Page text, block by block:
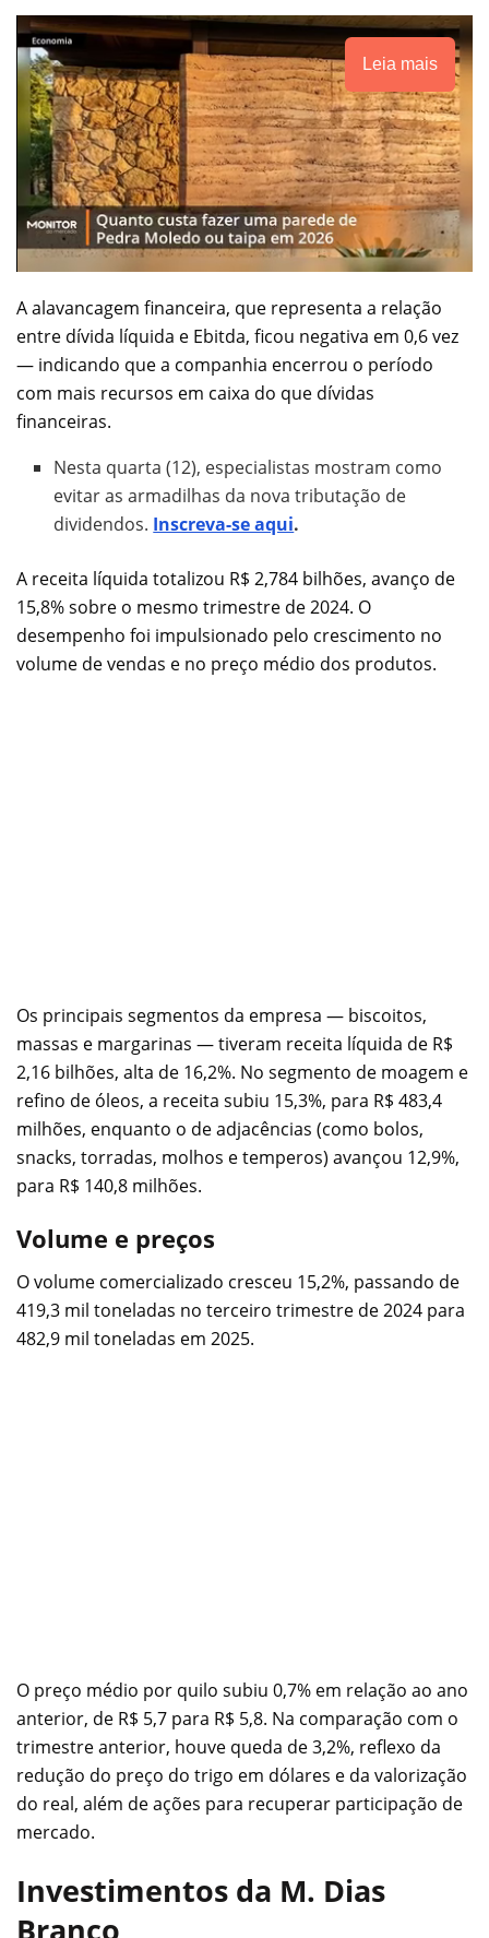
Leia mais
A alavancagem financeira, que representa a relação
entre dívida líquida e Ebitda, ficou negativa em 0,6 vez
— indicando que a companhia encerrou o período
com mais recursos em caixa do que dívidas
financeiras.
Nesta quarta (12), especialistas mostram como
evitar as armadilhas da nova tributação de
dividendos. Inscreva-se aqui.
A receita líquida totalizou R$ 2,784 bilhões, avanço de
15,8% sobre o mesmo trimestre de 2024. O
desempenho foi impulsionado pelo crescimento no
volume de vendas e no preço médio dos produtos.
Os principais segmentos da empresa — biscoitos,
massas e margarinas — tiveram receita líquida de R$
2,16 bilhões, alta de 16,2%. No segmento de moagem e
refino de óleos, a receita subiu 15,3%, para R$ 483,4
milhões, enquanto o de adjacências (como bolos,
snacks, torradas, molhos e temperos) avançou 12,9%,
para R$ 140,8 milhões.
Volume e preços
O volume comercializado cresceu 15,2%, passando de
419,3 mil toneladas no terceiro trimestre de 2024 para
482,9 mil toneladas em 2025.
O preço médio por quilo subiu 0,7% em relação ao ano
anterior, de R$ 5,7 para R$ 5,8. Na comparação com o
trimestre anterior, houve queda de 3,2%, reflexo da
redução do preço do trigo em dólares e da valorização
do real, além de ações para recuperar participação de
mercado.
Investimentos da M. Dias
Branco